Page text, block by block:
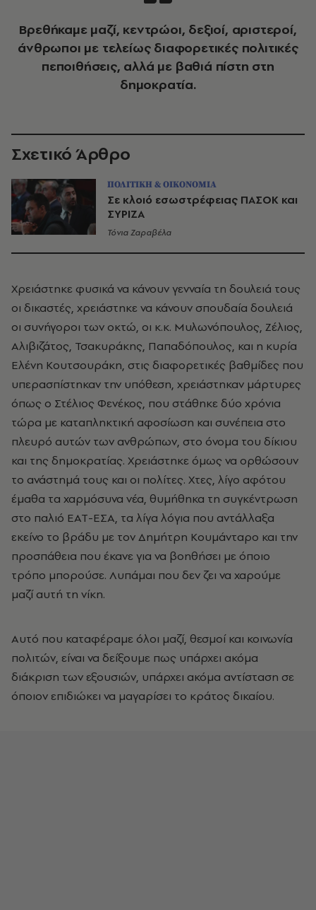
Βρεθήκαμε μαζί, κεντρώοι, δεξιοί, αριστεροί,
άνθρωποι με τελείως διαφορετικές πολιτικές
πεποιθήσεις, αλλά με βαθιά πίστη στη
δημοκρατία.
Σχετικό Άρθρο
ΠΟΛΙΤΙΚΗ & ΟΙΚΟΝΟΜΙΑ
Σε κλοιό εσωστρέφειας ΠΑΣΟΚ και
ΣΥΡΙΖΑ
Τόνια Ζαραβέλα
Χρειάστηκε φυσικά να κάνουν γενναία τη δουλειά τους
οι δικαστές, χρειάστηκε να κάνουν σπουδαία δουλειά
οι συνήγοροι των οκτώ, oι κ.κ. Μυλωνόπουλος, Ζέλιος,
Αλιβιζάτος, Τσακυράκης, Παπαδόπουλος, και η κυρία
Ελένη Κουτσουράκη, στις διαφορετικές βαθμίδες που
υπερασπίστηκαν την υπόθεση, χρειάστηκαν μάρτυρες
όπως ο Στέλιος Φενέκος, που στάθηκε δύο χρόνια
τώρα με καταπληκτική αφοσίωση και συνέπεια στο
πλευρό αυτών των ανθρώπων, στο όνομα του δίκιου
και της δημοκρατίας. Χρειάστηκε όμως να ορθώσουν
το ανάστημά τους και οι πολίτες. Χτες, λίγο αφότου
έμαθα τα χαρμόσυνα νέα, θυμήθηκα τη συγκέντρωση
στο παλιό ΕΑΤ-ΕΣΑ, τα λίγα λόγια που αντάλλαξα
εκείνο το βράδυ με τον Δημήτρη Κουμάνταρο και την
προσπάθεια που έκανε για να βοηθήσει με όποιο
τρόπο μπορούσε. Λυπάμαι που δεν ζει να χαρούμε
μαζί αυτή τη νίκη.
Αυτό που καταφέραμε όλοι μαζί, θεσμοί και κοινωνία
πολιτών, είναι να δείξουμε πως υπάρχει ακόμα
διάκριση των εξουσιών, υπάρχει ακόμα αντίσταση σε
όποιον επιδιώκει να μαγαρίσει το κράτος δικαίου.